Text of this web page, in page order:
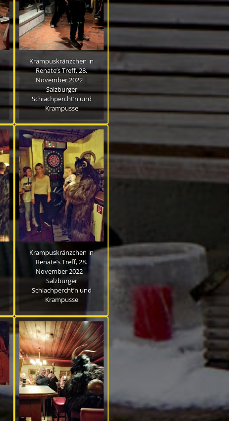
Krampuskränzchen in
Renate’s Treff, 28.
November 2022 |
Salzburger
Schiachpercht’n und
Krampusse
Krampuskränzchen in
Renate’s Treff, 28.
November 2022 |
Salzburger
Schiachpercht’n und
Krampusse